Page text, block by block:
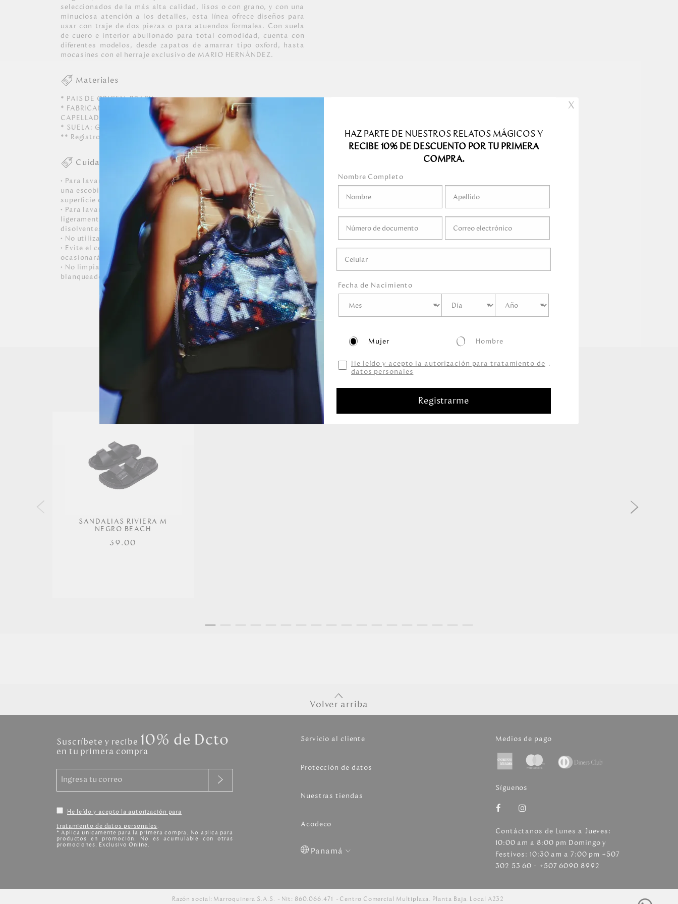
seleccionados de la más alta calidad, lisos o con grano, y con una
minuciosa atención a los detalles, esta línea ofrece diseños para
usar con traje de dos piezas o para atuendos formales. Con suela
de cuero e interior abullonado para total comodidad, cuenta con
diferentes modelos, desde zapatos de amarrar tipo oxford, hasta
mocasines con el herraje exclusivo de MARIO HERNÁNDEZ.
Materiales
* PAIS DE ORIGEN: BRASIL.
* FABRICANTE Y/O IMPORTADOR: MARROQUINERA SAS. *
CAPELLADA: CUERO.
* SUELA: GOMA
** Registro SIC: 860066471
Cuidados
• Para lavar cuero, usar un paño suave, ligeramente humedecido o
una escobilla de cerdas blandas, escobillar suavemente la
superficie observando para no decolorar el calzado.
• Para lavar herrajes o adornos metálicos, usar un paño suave
ligeramente humedecido sin detergentes, blanqueadores o
disolventes.
• No utilizar lavadora ni secadora.
• Evite el contacto con tintas, aceites y cosméticos que
ocasionarán daños irreversibles al zapato.
• No limpiar con productos químicos, abrasivos, detergentes,
blanqueadores y solvente.
Productos relacionados
SANDALIAS RIVIERA M
NEGRO BEACH
39.00
Volver arriba
Suscríbete y recibe 10% de Dcto
en tu primera compra
He leído y acepto la autorización para
tratamiento de datos personales.
* Aplica unicamente para la primera compra. No aplica para
productos en promoción. No es acumulable con otras
promociones. Exclusivo Online.
Servicio al cliente
Protección de datos
Nuestras tiendas
Acodeco
Panamá
Medios de pago
Síguenos
Contáctanos de Lunes a Jueves:
10:00 am a 8:00 pm Domingo y
Festivos: 10:30 am a 7:00 pm +507
302 53 60 - +507 6090 8992
Razón social: Marroquinera S.A.S. Nit: 860.066.471 Centro Comercial Multiplaza. Planta Baja. Local A232
X
HAZ PARTE DE NUESTROS RELATOS MÁGICOS Y
RECIBE 10% DE DESCUENTO POR TU PRIMERA
COMPRA.
Nombre Completo
Fecha de Nacimiento
Mujer Hombre
He leído y acepto la autorización para tratamiento de
datos personales
.
Registrarme